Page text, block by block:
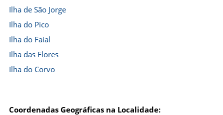
Ilha de São Jorge
Ilha do Pico
Ilha do Faial
Ilha das Flores
Ilha do Corvo
Coordenadas Geográficas na Localidade: